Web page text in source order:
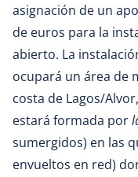
asignación de un
de euros para la
abierto. La
ocupará un área de
costa de Lagos/
estará formada por
sumergidos) en las
envueltos en red)